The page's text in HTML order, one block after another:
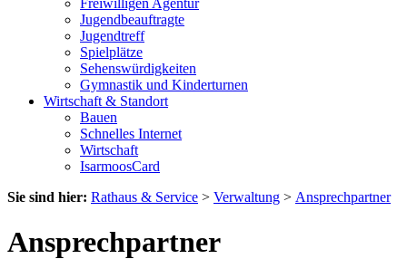
Freiwilligen Agentur
Jugendbeauftragte
Jugendtreff
Spielplätze
Sehenswürdigkeiten
Gymnastik und Kinderturnen
Wirtschaft & Standort
Bauen
Schnelles Internet
Wirtschaft
IsarmoosCard
Sie sind hier: Rathaus & Service > Verwaltung > Ansprechpartner
Ansprechpartner